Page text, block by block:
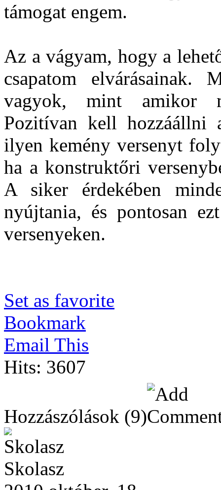
támogat engem.
Az a vágyam, hogy a
csapatom
vagyok, mint amikor
Pozitívan kell hozzáállni
ilyen kemény versenyt
ha a konstruktőri
A siker érdekében
nyújtania, és pontosan
versenyeken.
Set as favorite
Bookmark
Email This
Hits: 3607
Hozzászólások (9)
Skolasz